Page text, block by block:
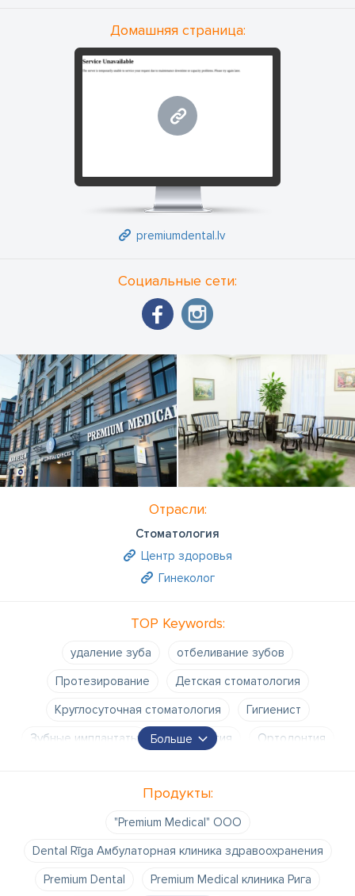
достижения желаний и при необходимости альтернативы.
При лечении используется микроскоп, который позволяет
выполнять работу особенно точно.
Домашняя страница:
premiumdental.lv
Социальные сети:
Отрасли:
Стоматология
Центр здоровья
Гинеколог
TOP Keywords:
удаление зуба
отбеливание зубов
Протезирование
Детская стоматология
Круглосуточная стоматология
Гигиенист
Зубные имплантаты
Эндодонтия
Ортодонтия
Больше
Продукты:
"Premium Medical" ООО
Dental Rīga Амбулаторная клиника здравоохранения
Premium Dental
Premium Medical клиника Рига